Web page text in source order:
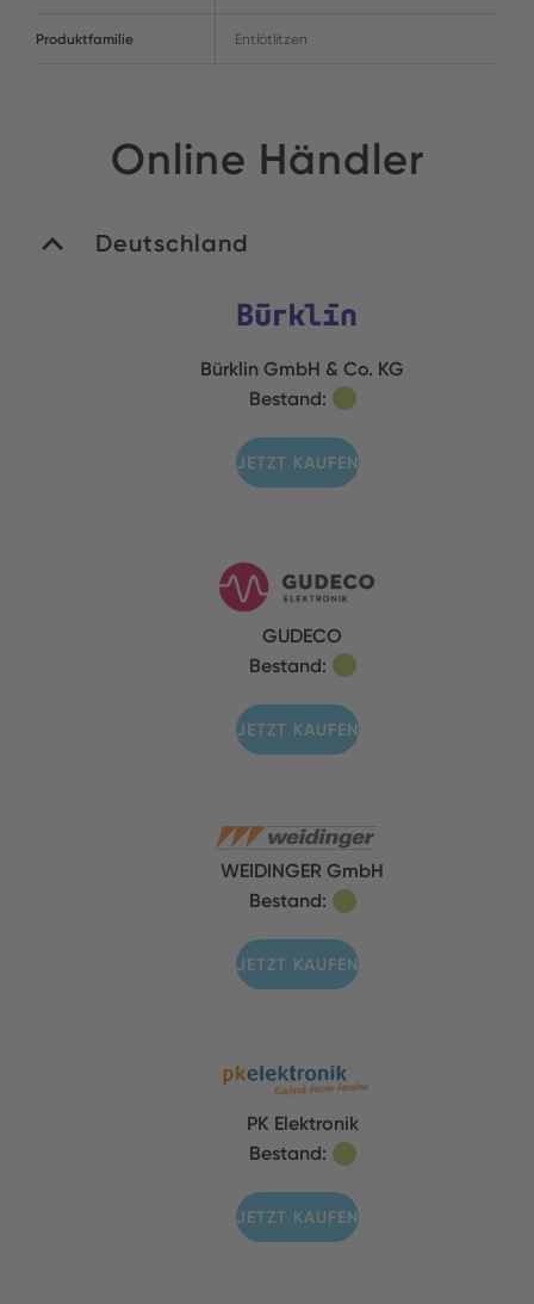
Produktfamilie Entlötlitzen
Online Händler
Deutschland
Bürklin GmbH & Co. KG
Bestand:
JETZT KAUFEN
GUDECO
Bestand:
JETZT KAUFEN
WEIDINGER GmbH
Bestand:
JETZT KAUFEN
PK Elektronik
Bestand:
JETZT KAUFEN